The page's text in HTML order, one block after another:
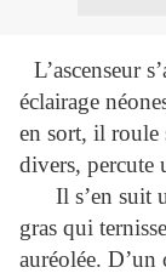
L’ascenseur
éclairage
en sort, il roule
divers, percute
Il s’en suit
gras qui
auréolée.